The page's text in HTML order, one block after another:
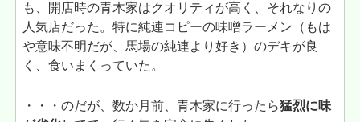
も、開店時の青木家はクオリティが高く、それなりの
人気店だった。特に純連コピーの味噌ラーメン（もは
や意味不明だが、馬場の純連より好き）のデキが良
く、食いまくっていた。
・・・のだが、数か月前、青木家に行ったら猛烈に味